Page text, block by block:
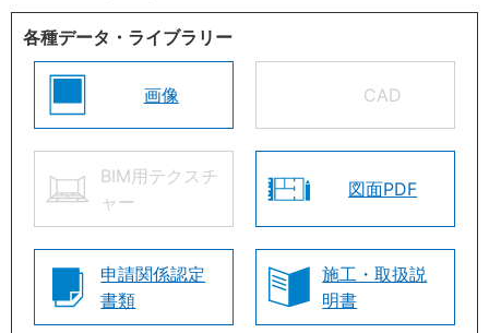
各種データ・ライブラリー
画像 CAD
BIM用テクスチ
ャー
図面PDF
申請関係認定
書類
施工・取扱説
明書